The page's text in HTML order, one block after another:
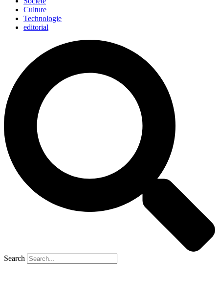
Culture
Technologie
editorial
Search